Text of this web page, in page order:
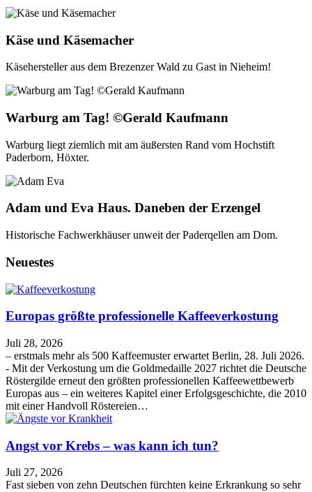
Käse und Käsemacher
Käsehersteller aus dem Brezenzer Wald zu Gast in Nieheim!
Warburg am Tag! ©Gerald Kaufmann
Warburg liegt ziemlich mit am äußersten Rand vom Hochstift
Paderborn, Höxter.
Adam und Eva Haus. Daneben der Erzengel
Historische Fachwerkhäuser unweit der Paderqellen am Dom.
Neuestes
Europas größte professionelle Kaffeeverkostung
Juli 28, 2026
– erstmals mehr als 500 Kaffeemuster erwartet Berlin, 28. Juli 2026.
- Mit der Verkostung um die Goldmedaille 2027 richtet die Deutsche
Röstergilde erneut den größten professionellen Kaffeewettbewerb
Europas aus – ein weiteres Kapitel einer Erfolgsgeschichte, die 2010
mit einer Handvoll Röstereien…
Angst vor Krebs – was kann ich tun?
Juli 27, 2026
Fast sieben von zehn Deutschen fürchten keine Erkrankung so sehr